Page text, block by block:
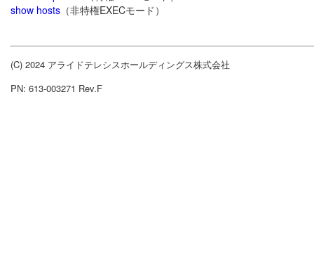
show hosts （非特権EXECモード）
(C) 2024 アライドテレシスホールディングス株式会社
PN: 613-003271 Rev.F